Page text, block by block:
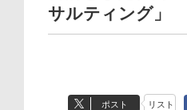
サルティング」
ポスト リスト